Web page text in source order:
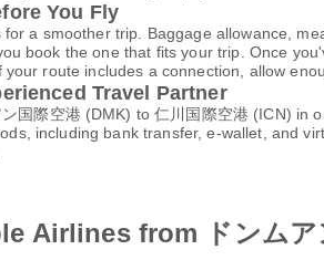
You Fly
a smoother trip. Baggage allowance,
book the one that fits your trip. Once
route includes a connection, allow
Travel Partner
国際空港 (DMK) to 仁川国際空港 (ICN)
including bank transfer, e-wallet, and
Airlines from ドンムア